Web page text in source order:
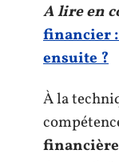
A lire en
financier
ensuite ?
À la
financière